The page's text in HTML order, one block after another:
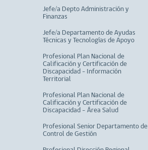
Jefe/a Depto Administración y
Finanzas
Jefe/a Departamento de Ayudas
Técnicas y Tecnologías de Apoyo
Profesional Plan Nacional de
Calificación y Certificación de
Discapacidad - Información
Territorial
Profesional Plan Nacional de
Calificación y Certificación de
Discapacidad – Área Salud
Profesional Senior Departamento de
Control de Gestión